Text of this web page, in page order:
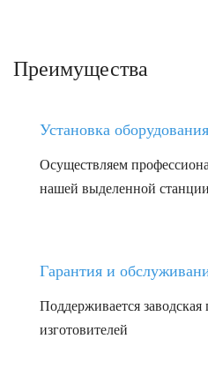
Преимущества
Установка оборудования
Осуществляем
нашей выделенной
Гарантия и
Поддерживается заводская
изготовителей